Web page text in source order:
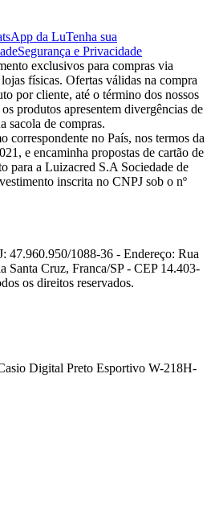
da LuTenha sua
Segurança e Privacidade
exclusivos para compras via
físicas. Ofertas válidas na compra
por cliente, até o término dos nossos
produtos apresentem divergências de
sacola de compras.
correspondente no País, nos termos da
e encaminha propostas de cartão de
para a Luizacred S.A Sociedade de
inscrita no CNPJ sob o nº
47.960.950/1088-36 - Endereço: Rua
Cruz, Franca/SP - CEP 14.403-
os direitos reservados.
Digital Preto Esportivo W-218H-